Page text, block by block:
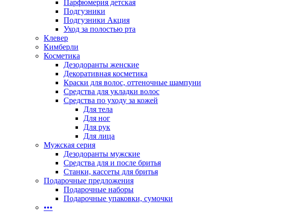
Парфюмерия детская
Подгузники
Подгузники Акция
Уход за полостью рта
Клевер
Кимберли
Косметика
Дезодоранты женские
Декоративная косметика
Краски для волос, оттеночные шампуни
Средства для укладки волос
Средства по уходу за кожей
Для тела
Для ног
Для рук
Для лица
Мужская серия
Дезодоранты мужские
Средства для и после бритья
Станки, кассеты для бритья
Подарочные предложения
Подарочные наборы
Подарочные упаковки, сумочки
•••